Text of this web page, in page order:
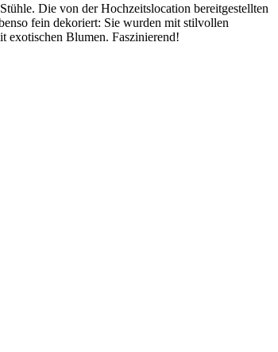
Die von der Hochzeitslocation bereitgestellten
fein dekoriert: Sie wurden mit stilvollen
exotischen Blumen. Faszinierend!